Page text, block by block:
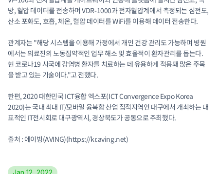
방, 혈압 데이터를 전송하며 VDR-1000과 전자혈압계에서 측정되는 심전도,
산소 포화도, 호흡, 체온, 혈압 데이터를 WiFi를 이용해 데이터 전송한다.
관계자는 "해당 시스템을 이용해 가정에서 개인 건강 관리도 가능하며 병원
에서는 의료진의 노동집약적인 업무 해소 및 효율적이 환자관리를 돕는다.
현 코로나19 시국에 감염병 환자를 치료하는 데 유용하게 적용돼 많은 주목
을 받고 있는 기술이다."고 전했다.
한편, 2020 대한민국 ICT융합 엑스포(ICT Convergence Expo Korea
2020)는 국내 최대 IT/모바일 융복합 산업 집적지역인 대구에서 개최하는 대
표적인 IT전시회로 대구광역시, 경상북도가 공동으로 주최했다.
출처 : 에이빙(AVING)(https://kr.aving.net)
Jan 12, 2022